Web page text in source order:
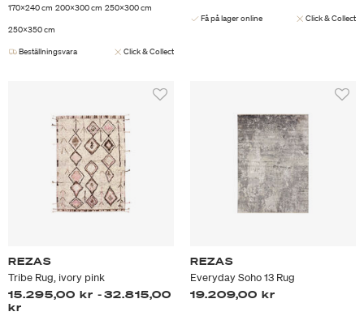
170x240 cm 200x300 cm 250x300 cm
250x350 cm
Beställningsvara
Click & Collect
Få på lager online Click & Collect
REZAS
Tribe Rug, ivory pink
15.295,00 kr -32.815,00
kr
REZAS
Everyday Soho 13 Rug
19.209,00 kr